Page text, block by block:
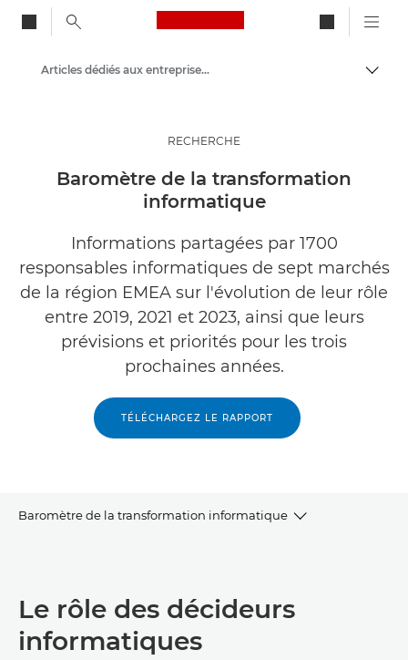
Canon Logo, back to
Evénements et témoignages
Articles dédiés aux entreprises et aux professionnels
RECHERCHE
Baromètre de la transformation
informatique
Informations partagées par 1700
responsables informatiques de sept marchés
de la région EMEA sur l'évolution de leur rôle
entre 2019, 2021 et 2023, ainsi que leurs
prévisions et priorités pour les trois
prochaines années.
TÉLÉCHARGEZ LE RAPPORT
Baromètre de la transformation informatique
INFOGRAPHIE
EXTRAIT VIDÉO
Le rôle des décideurs
informatiques